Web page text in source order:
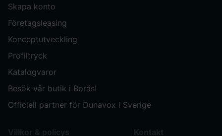
Skapa konto
Företagsleasing
Konceptutveckling
Profiltryck
Katalogvaror
Besök vår butik i Borås!
Officiell partner för Dunavox i Sverige
Villkor & policys Kontakt